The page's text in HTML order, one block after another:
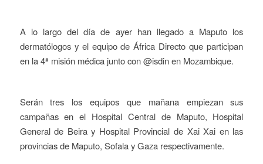
A lo largo del día de ayer han llegado a Maputo los
dermatólogos y el equipo de África Directo que participan
en la 4ª misión médica junto con @isdin en Mozambique.
Serán tres los equipos que mañana empiezan sus
campañas en el Hospital Central de Maputo, Hospital
General de Beira y Hospital Provincial de Xai Xai en las
provincias de Maputo, Sofala y Gaza respectivamente.